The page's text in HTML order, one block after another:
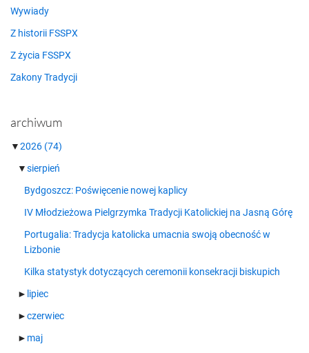
Wywiady
Z historii FSSPX
Z życia FSSPX
Zakony Tradycji
archiwum
▼2026 (74)
▼sierpień
Bydgoszcz: Poświęcenie nowej kaplicy
IV Młodzieżowa Pielgrzymka Tradycji Katolickiej na Jasną Górę
Portugalia: Tradycja katolicka umacnia swoją obecność w
Lizbonie
Kilka statystyk dotyczących ceremonii konsekracji biskupich
► lipiec
►czerwiec
► maj